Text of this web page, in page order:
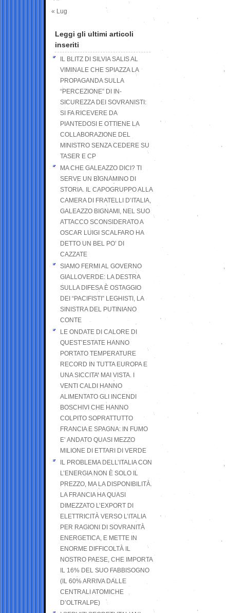
« Lug
Leggi gli ultimi articoli
inseriti
IL BLITZ DI SILVIA SALIS AL
VIMINALE CHE SPIAZZA LA
PROPAGANDA SULLA
“PERCEZIONE” DI IN-
SICUREZZA DEI SOVRANISTI:
SI FA RICEVERE DA
PIANTEDOSI E OTTIENE LA
COLLABORAZIONE DEL
MINISTRO SENZA CEDERE SU
TASER E CP
MA CHE GALEAZZO DICI? TI
SERVE UN BIGNAMINO DI
STORIA. IL CAPOGRUPPO ALLA
CAMERA DI FRATELLI D’ITALIA,
GALEAZZO BIGNAMI, NEL SUO
ATTACCO SCONSIDERATO A
OSCAR LUIGI SCALFARO HA
DETTO UN BEL PO’ DI
CAZZATE
SIAMO FERMI AL GOVERNO
GIALLOVERDE: LA DESTRA
SULLA DIFESA È OSTAGGIO
DEI “PACIFISTI” LEGHISTI, LA
SINISTRA DEL PUTINIANO
CONTE
LE ONDATE DI CALORE DI
QUEST’ESTATE HANNO
PORTATO TEMPERATURE
RECORD IN TUTTA EUROPA E
UNA SICCITA’ MAI VISTA. I
VENTI CALDI HANNO
ALIMENTATO GLI INCENDI
BOSCHIVI CHE HANNO
COLPITO SOPRATTUTTO
FRANCIA E SPAGNA: IN FUMO
E’ ANDATO QUASI MEZZO
MILIONE DI ETTARI DI VERDE
IL PROBLEMA DELL’ITALIA CON
L’ENERGIA NON È SOLO IL
PREZZO, MA LA DISPONIBILITÀ.
LA FRANCIA HA QUASI
DIMEZZATO L’EXPORT DI
ELETTRICITÀ VERSO L’ITALIA
PER RAGIONI DI SOVRANITÀ
ENERGETICA, E METTE IN
ENORME DIFFICOLTÀ IL
NOSTRO PAESE, CHE IMPORTA
IL 16% DEL SUO FABBISOGNO
(IL 60% ARRIVA DALLE
CENTRALI ATOMICHE
D’OLTRALPE)